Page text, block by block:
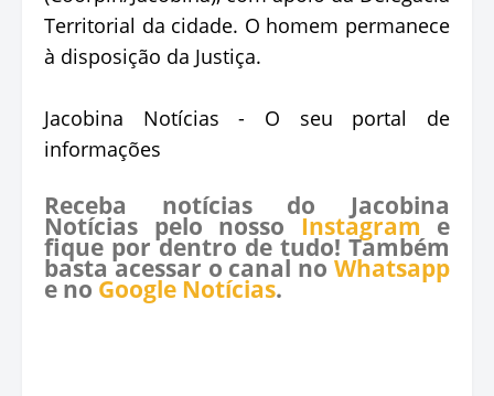
Territorial da cidade. O homem permanece
à disposição da Justiça.
Jacobina Notícias - O seu portal de
informações
Receba notícias do Jacobina
Notícias pelo nosso Instagram e
fique por dentro de tudo! Também
basta acessar o canal no Whatsapp
e no Google Notícias.